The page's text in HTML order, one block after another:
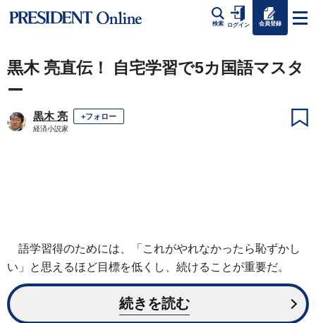
検索 ログイン 会員登録
黒木 亮直伝！ 自宅学習で5カ国語マスタ
ー
黒木 亮 +フォロー
経済小説家
語学習得のためには、「これがやれなかったら恥ずかし
い」と思えるほど目標を低くし、続けることが重要だ。
続きを読む